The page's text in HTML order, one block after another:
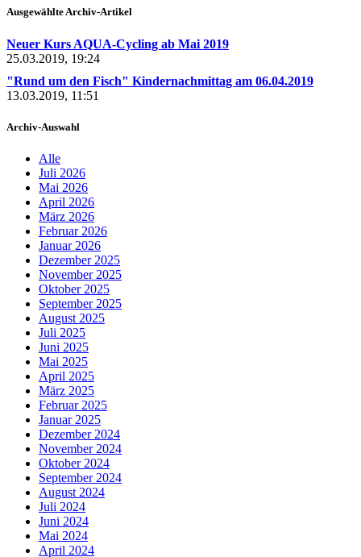
Ausgewählte Archiv-Artikel
Neuer Kurs AQUA-Cycling ab Mai 2019
25.03.2019, 19:24
"Rund um den Fisch" Kindernachmittag am 06.04.2019
13.03.2019, 11:51
Archiv-Auswahl
Alle
Juli 2026
Mai 2026
April 2026
März 2026
Februar 2026
Januar 2026
Dezember 2025
November 2025
Oktober 2025
September 2025
August 2025
Juli 2025
Juni 2025
Mai 2025
April 2025
März 2025
Februar 2025
Januar 2025
Dezember 2024
November 2024
Oktober 2024
September 2024
August 2024
Juli 2024
Juni 2024
Mai 2024
April 2024